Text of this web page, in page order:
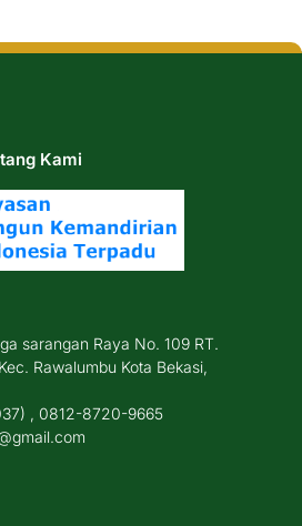
Kami
sarangan Raya No. 109 RT.
Rawalumbu Kota Bekasi,
, 0812-8720-9665